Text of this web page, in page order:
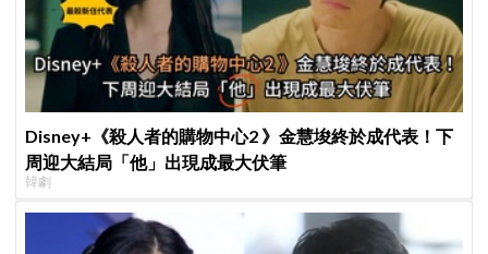
Disney+《殺人者的購物中心2 》金慧埈終於成代表！下
周迎大結局「他」出現成最大伏筆
韓劇